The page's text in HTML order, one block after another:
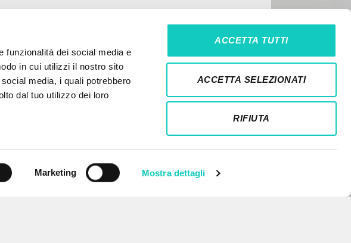
funzionalità dei social media e
in cui utilizzi il nostro sito
media, i quali potrebbero
dal tuo utilizzo dei loro
Marketing Mostra dettagli
ACCETTA TUTTI
ACCETTA SELEZIONATI
RIFIUTA
NEWSLETTER